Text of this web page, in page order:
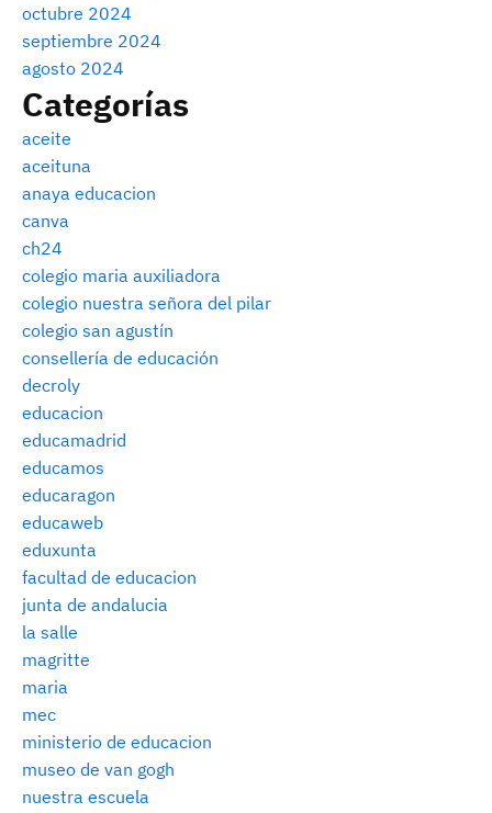
octubre 2024
septiembre 2024
agosto 2024
Categorías
aceite
aceituna
anaya educacion
canva
ch24
colegio maria auxiliadora
colegio nuestra señora del pilar
colegio san agustín
consellería de educación
decroly
educacion
educamadrid
educamos
educaragon
educaweb
eduxunta
facultad de educacion
junta de andalucia
la salle
magritte
maria
mec
ministerio de educacion
museo de van gogh
nuestra escuela